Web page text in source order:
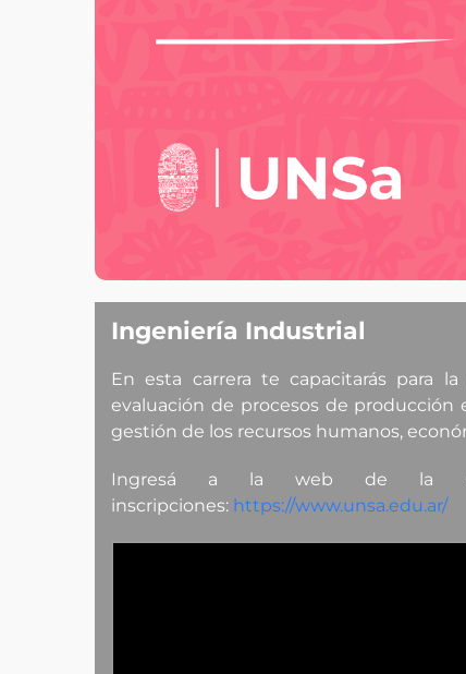
Ingeniería Industrial
En esta carrera te capacitarás para
evaluación de procesos de producción
gestión de los recursos humanos,
Ingresá a la web de la
inscripciones: https://www.unsa.edu.ar/